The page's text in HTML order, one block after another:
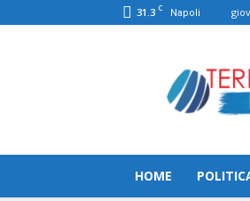
31.3 C Napoli
HOME